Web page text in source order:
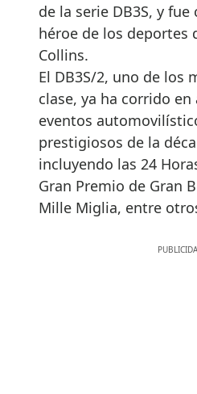
de la serie DB3S, y
héroe de los deportes
Collins.
El DB3S/2, uno de los
clase, ya ha corrido
eventos
prestigiosos de la
incluyendo las 24
Gran Premio de Gran
Mille Miglia, entre